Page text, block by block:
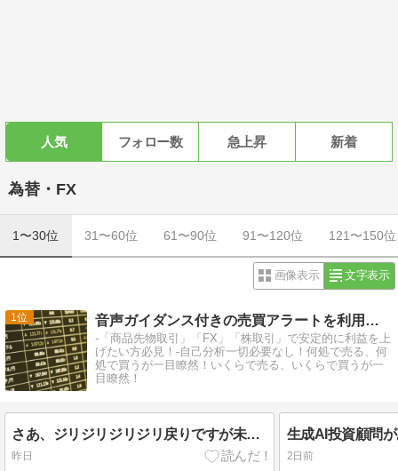
人気 フォロー数 急上昇 新着
為替・FX
1〜30位 31〜60位 61〜90位 91〜120位 121〜150位
画像表示 文字表示
1 音声ガイダンス付きの売買アラートを利用して楽々トレード！
-「商品先物取引」「FX」「株取引」で安定的に利益を上
げたい方必見！-自己分析一切必要なし！何処で売る、何
処で買うが一目瞭然！いくらで売る、いくらで買うが一
目瞭然！
さあ、ジリジリジリジリ戻りですが未だ円高の流れは変わらなさそうです！生成AIでガンガン稼ごう！
昨日 2日前